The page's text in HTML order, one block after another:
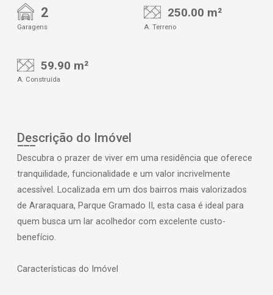
2
Garagens
250.00 m²
A. Terreno
59.90 m²
A. Construída
Descrição do Imóvel
Descubra o prazer de viver em uma residência que oferece
tranquilidade, funcionalidade e um valor incrivelmente
acessível. Localizada em um dos bairros mais valorizados
de Araraquara, Parque Gramado II, esta casa é ideal para
quem busca um lar acolhedor com excelente custo-
benefício.
Características do Imóvel